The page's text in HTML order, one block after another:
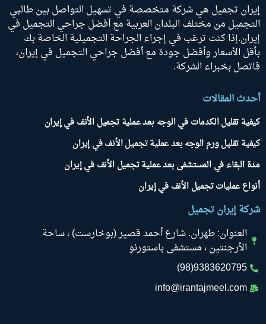
إيران تجميل هي شركة متخصصة في تسهيل التواصل بين طالبي
التجميل من مختلف البلدان العربية مع أفضل جراحي التجميل في
إيران.إذا كنت ترغب في إجراء الجراحة التجميلية الخاصة بك
بأقل الأسعار وأفضل جودة مع أفضل جراحي التجميل في إيران،
فاتصل بخبراء الشركة.
أحدث المقالات
كيفية تقليل الكدمات في الوجه بعد عملية تجميل الأنف في إيران
كيفية تقليل ورم الوجه بعد عملية تجميل الأنف في إيران
مدة البقاء في المستشفى بعد عملية تجميل الأنف في إيران
أنواع عمليات تجميل الأنف في إيران
شركة إيران تجميل
العنوان: طهران. شارع أحمد قصير (بوخارست) ، ساحة
الأرجنتين ، مستشفى باستورنو
9383620795(98)
info@irantajmeel.com